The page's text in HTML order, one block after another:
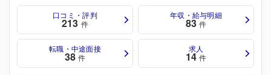
口コミ・評判
213 件
年収・給与明細
83 件
転職・中途面接
38 件
求人
14 件